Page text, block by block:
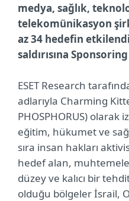
medya, sağlık,
telekomünikasyon
az 34 hedefin
saldırısına
ESET Research
adlarıyla Charming
PHOSPHORUS) olarak
eğitim, hükumet ve
sıra insan hakları
hedef alan,
düzey ve kalıcı bir
olduğu bölgeler İsrail,